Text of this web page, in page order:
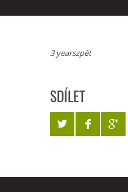
3 yearszpět
SDÍLET